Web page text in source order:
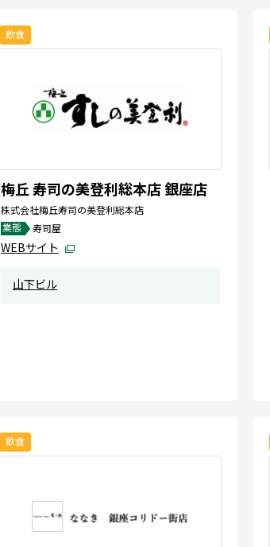
飲食
梅丘 寿司の美登利総本店 銀座店
株式会社梅丘寿司の美登利総本店
業態
寿司屋
WEBサイト
山下ビル
飲食